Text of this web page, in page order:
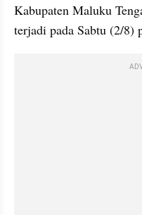
Kabupaten Maluku
terjadi pada Sabtu (2/8)